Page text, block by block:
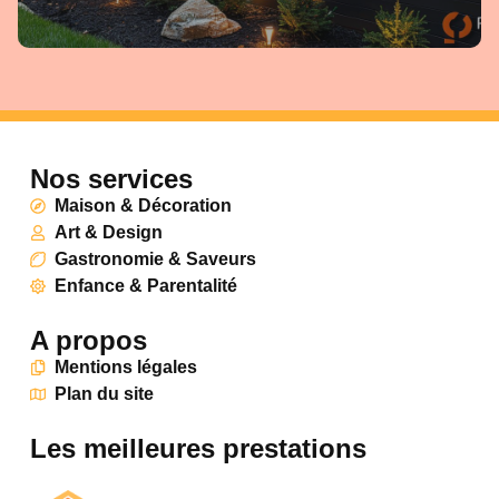
Nos services
Maison & Décoration
Art & Design
Gastronomie & Saveurs
Enfance & Parentalité
A propos
Mentions légales
Plan du site
Les meilleures prestations